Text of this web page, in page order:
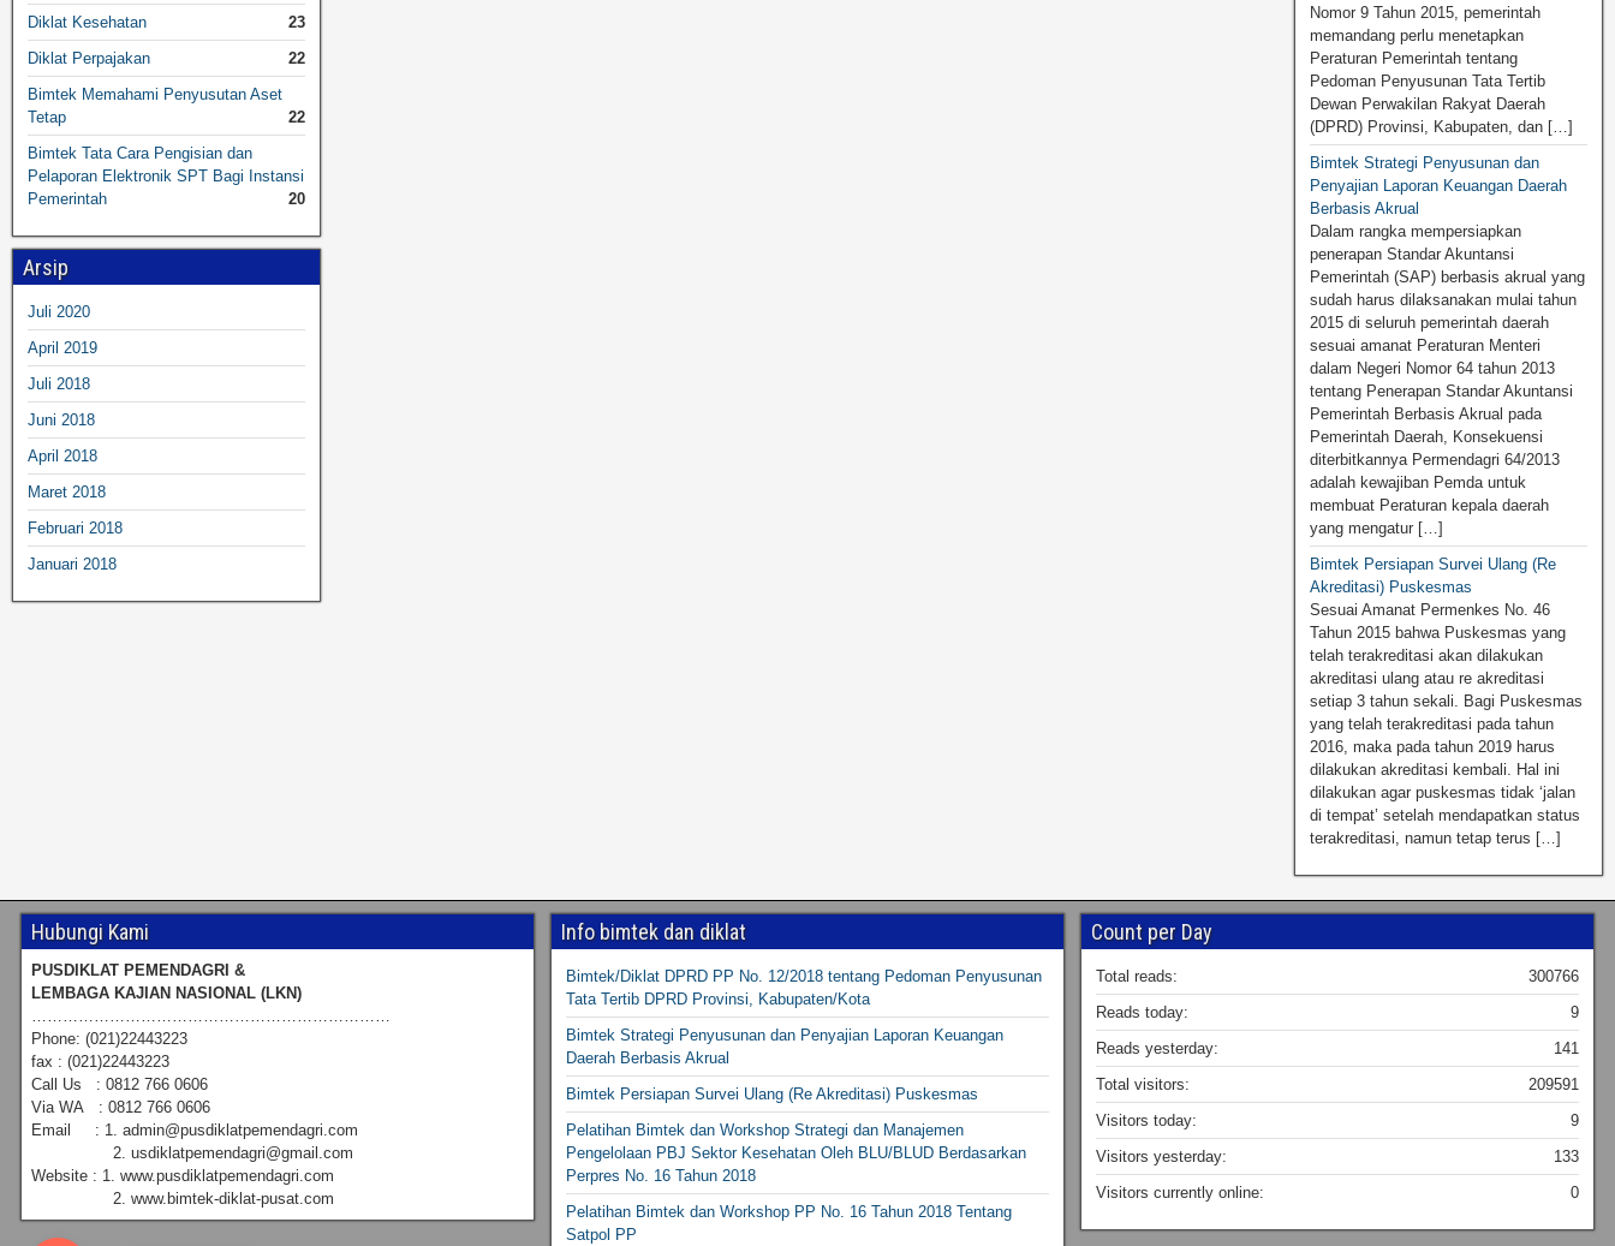
Diklat Kesehatan
23
Diklat Perpajakan
22
Bimtek Memahami Penyusutan Aset
Tetap
22
Bimtek Tata Cara Pengisian dan
Pelaporan Elektronik SPT Bagi Instansi
Pemerintah
20
Arsip
Juli 2020
April 2019
Juli 2018
Juni 2018
April 2018
Maret 2018
Februari 2018
Januari 2018
Nomor 9 Tahun 2015, pemerintah
memandang perlu menetapkan
Peraturan Pemerintah tentang
Pedoman Penyusunan Tata Tertib
Dewan Perwakilan Rakyat Daerah
(DPRD) Provinsi, Kabupaten, dan […]
Bimtek Strategi Penyusunan dan
Penyajian Laporan Keuangan Daerah
Berbasis Akrual
Dalam rangka mempersiapkan
penerapan Standar Akuntansi
Pemerintah (SAP) berbasis akrual yang
sudah harus dilaksanakan mulai tahun
2015 di seluruh pemerintah daerah
sesuai amanat Peraturan Menteri
dalam Negeri Nomor 64 tahun 2013
tentang Penerapan Standar Akuntansi
Pemerintah Berbasis Akrual pada
Pemerintah Daerah, Konsekuensi
diterbitkannya Permendagri 64/2013
adalah kewajiban Pemda untuk
membuat Peraturan kepala daerah
yang mengatur […]
Bimtek Persiapan Survei Ulang (Re
Akreditasi) Puskesmas
Sesuai Amanat Permenkes No. 46
Tahun 2015 bahwa Puskesmas yang
telah terakreditasi akan dilakukan
akreditasi ulang atau re akreditasi
setiap 3 tahun sekali. Bagi Puskesmas
yang telah terakreditasi pada tahun
2016, maka pada tahun 2019 harus
dilakukan akreditasi kembali. Hal ini
dilakukan agar puskesmas tidak ‘jalan
di tempat’ setelah mendapatkan status
terakreditasi, namun tetap terus […]
Hubungi Kami
PUSDIKLAT PEMENDAGRI &
LEMBAGA KAJIAN NASIONAL (LKN)
Phone: (021)22443223
fax : (021)22443223
Call Us : 0812 766 0606
Via WA : 0812 766 0606
Email : 1. admin@pusdiklatpemendagri.com
2. usdiklatpemendagri@gmail.com
Website : 1. www.pusdiklatpemendagri.com
2. www.bimtek-diklat-pusat.com
Info bimtek dan diklat
Bimtek/Diklat DPRD PP No. 12/2018 tentang Pedoman Penyusunan
Tata Tertib DPRD Provinsi, Kabupaten/Kota
Bimtek Strategi Penyusunan dan Penyajian Laporan Keuangan
Daerah Berbasis Akrual
Bimtek Persiapan Survei Ulang (Re Akreditasi) Puskesmas
Pelatihan Bimtek dan Workshop Strategi dan Manajemen
Pengelolaan PBJ Sektor Kesehatan Oleh BLU/BLUD Berdasarkan
Perpres No. 16 Tahun 2018
Pelatihan Bimtek dan Workshop PP No. 16 Tahun 2018 Tentang
Satpol PP
Count per Day
300766
Total reads:
9
Reads today:
141
Reads yesterday:
209591
Total visitors:
9
Visitors today:
133
Visitors yesterday:
0
Visitors currently online: